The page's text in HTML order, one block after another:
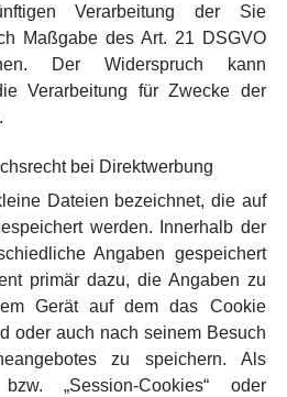
Verarbeitung der Sie
Maßgabe des Art. 21 DSGVO
Der Widerspruch kann
Verarbeitung für Zwecke der
bei Direktwerbung
Dateien bezeichnet, die auf
werden. Innerhalb der
Angaben gespeichert
primär dazu, die Angaben zu
Gerät auf dem das Cookie
oder auch nach seinem Besuch
zu speichern. Als
„Session-Cookies“ oder